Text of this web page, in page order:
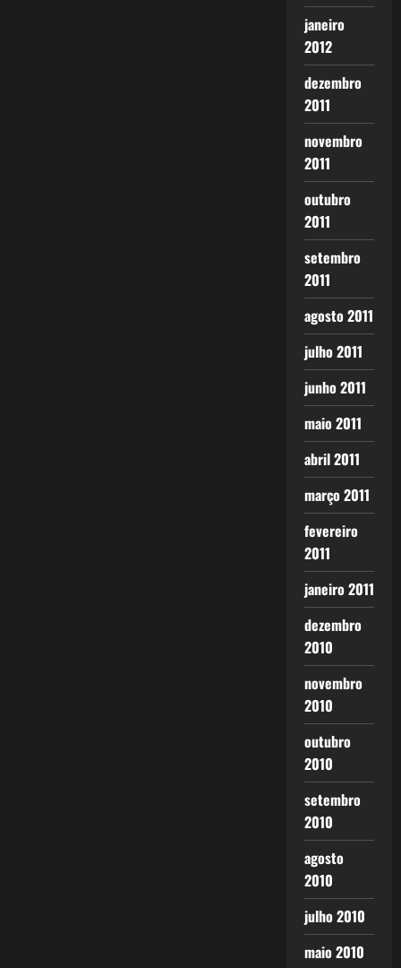
janeiro
2012
dezembro
2011
novembro
2011
outubro
2011
setembro
2011
agosto 2011
julho 2011
junho 2011
maio 2011
abril 2011
março 2011
fevereiro
2011
janeiro 2011
dezembro
2010
novembro
2010
outubro
2010
setembro
2010
agosto
2010
julho 2010
maio 2010